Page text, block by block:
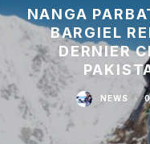
NANGA
BARGIEL
DERNIER
NEWS ·